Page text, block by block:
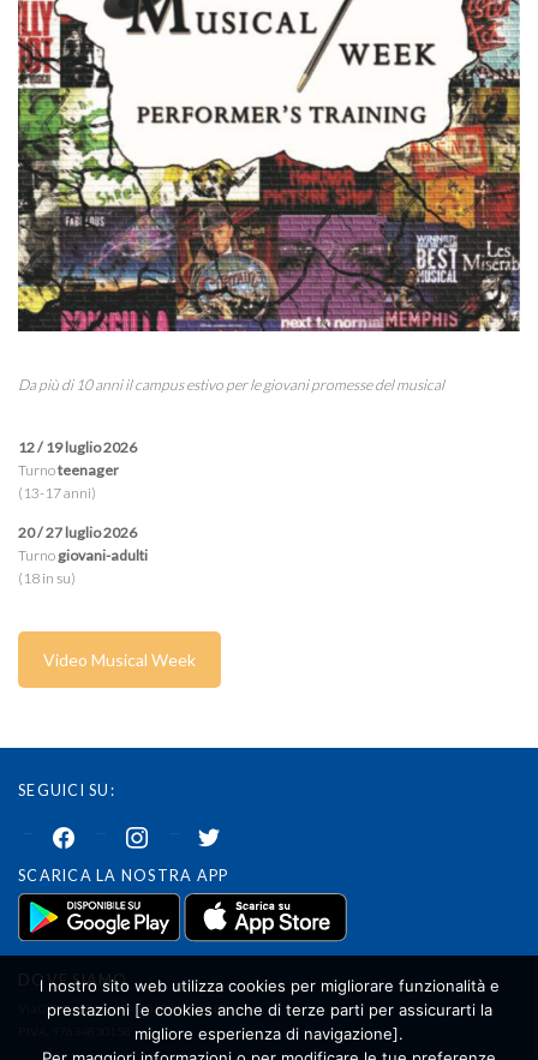
Da più di 10 anni il campus estivo per le giovani promesse del musical
12 / 19 luglio 2026
Turnoteenager
(13-17 anni)
20 / 27 luglio 2026
Turno giovani-adulti
(18 in su)
Video Musical Week
SEGUICI SU:
facebook instagram twitter
SCARICA LA NOSTRA APP
DOVE SIAMO
Via G.B. Cassinis 33 – 20139 MILANO
l nostro sito web utilizza cookies per migliorare funzionalità e
prestazioni [e cookies anche di terze parti per assicurarti la
migliore esperienza di navigazione].